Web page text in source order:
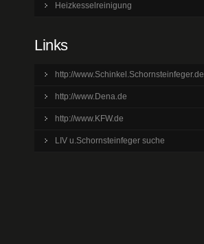
Heizkesselreinigung
Links
http://www.Schinkel.Schornsteinfeger.de
http://www.Dena.de
http://www.KFW.de
LIV u.Schornsteinfeger suche